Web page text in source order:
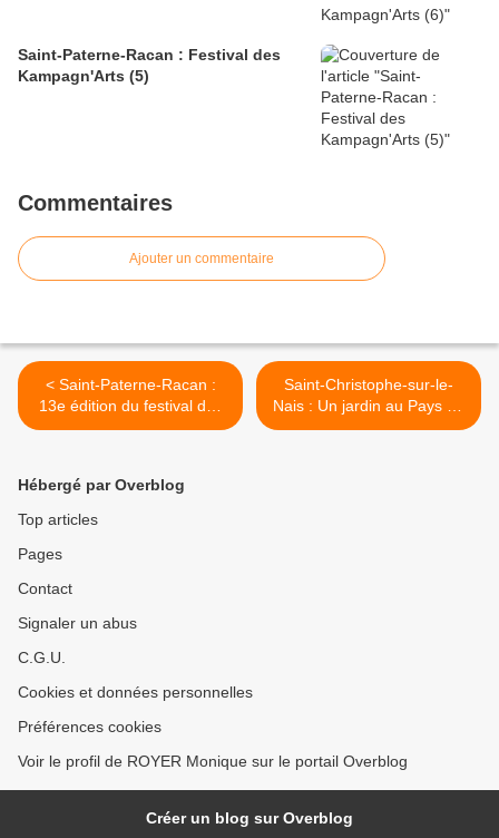
Saint-Paterne-Racan : Festival des
Kampagn'Arts (5)
Commentaires
Ajouter un commentaire
< Saint-Paterne-Racan :
13e édition du festival des
Kampagn'Arts
Saint-Christophe-sur-le-
Nais : Un jardin au Pays de
Racan >
Hébergé par Overblog
Top articles
Pages
Contact
Signaler un abus
C.G.U.
Cookies et données personnelles
Préférences cookies
Voir le profil de ROYER Monique sur le portail Overblog
Créer un blog sur Overblog